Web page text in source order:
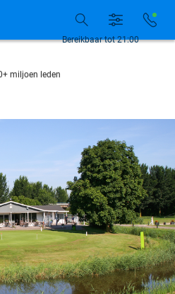
per week beschikbaar
miljoen leden
Bereikbaar tot 21:00